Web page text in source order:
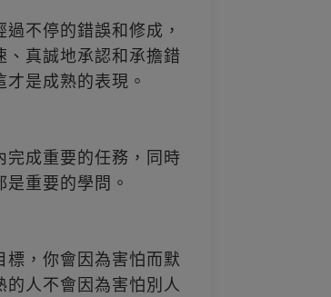
不停的錯誤和修成，
真誠地承認和承擔錯
是成熟的表現。
成重要的任務，同時
重要的學問。
，你會因為害怕而默
人不會因為害怕別人